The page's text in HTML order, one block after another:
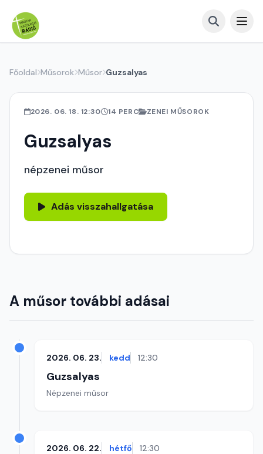
Főoldal Műsorok Műsor Guzsalyas
2026. 06. 18. 12:30 14 PERC ZENEI MŰSOROK
Guzsalyas
népzenei műsor
Adás visszahallgatása
A műsor további adásai
2026. 06. 23. kedd 12:30
Guzsalyas
Népzenei műsor
2026. 06. 22. hétfő 12:30